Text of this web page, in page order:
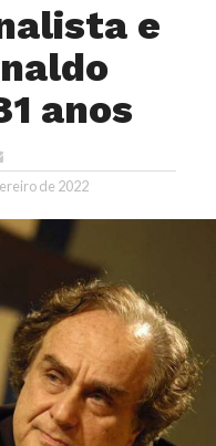
e
anos
de 2022